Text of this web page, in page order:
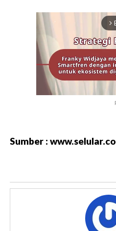
arrow_forward_ios
Sumber :